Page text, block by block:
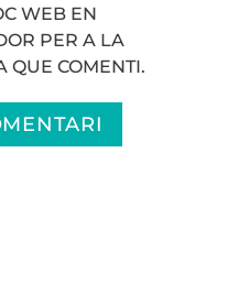
WEB EN
PER A LA
QUE COMENTI.